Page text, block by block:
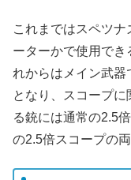
これまではスペツ
ーターかで使用でき
れからはメイン武
となり、スコープ
る銃には通常の2.5
の2.5倍スコープの